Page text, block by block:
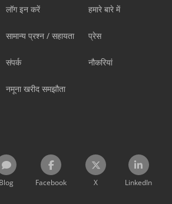
लॉग इन करें
सामान्य प्रश्न / सहायता
संपर्क
नमूना खरीद समझौता
हमारे बारे में
प्रेस
नौकरियां
Blog Facebook X LinkedIn